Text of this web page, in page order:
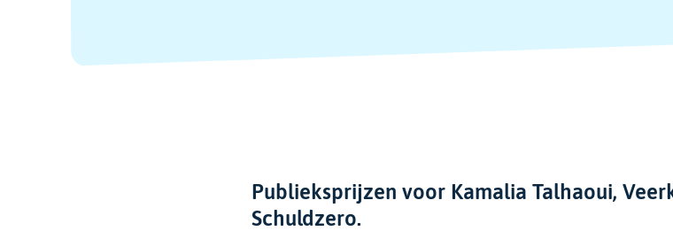
Publieksprijzen voor Kamalia Talhaoui,
Schuldzero.